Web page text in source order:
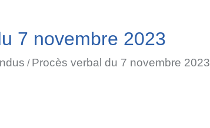
7 novembre 2023
/ Procès verbal du 7 novembre 2023